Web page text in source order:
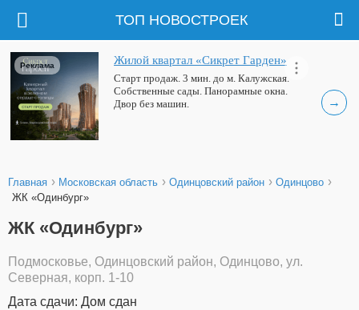
ТОП НОВОСТРОЕК
→
Жилой квартал «Сикрет Гарден»
Старт продаж. 3 мин. до м. Калужская.
Собственные сады. Панорамные окна.
Двор без машин.
Реклама
Главная › Московская область › Одинцовский район › Одинцово ›
ЖК «Одинбург»
ЖК «Одинбург»
Подмосковье, Одинцовский район, Одинцово, ул.
Северная, корп. 1-10
Дата сдачи: Дом сдан